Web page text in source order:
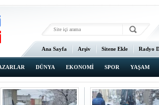
Ana Sayfa Arşiv Sitene Ekle Radyo
DÜNYA EKONOMİ SPOR YAŞAM